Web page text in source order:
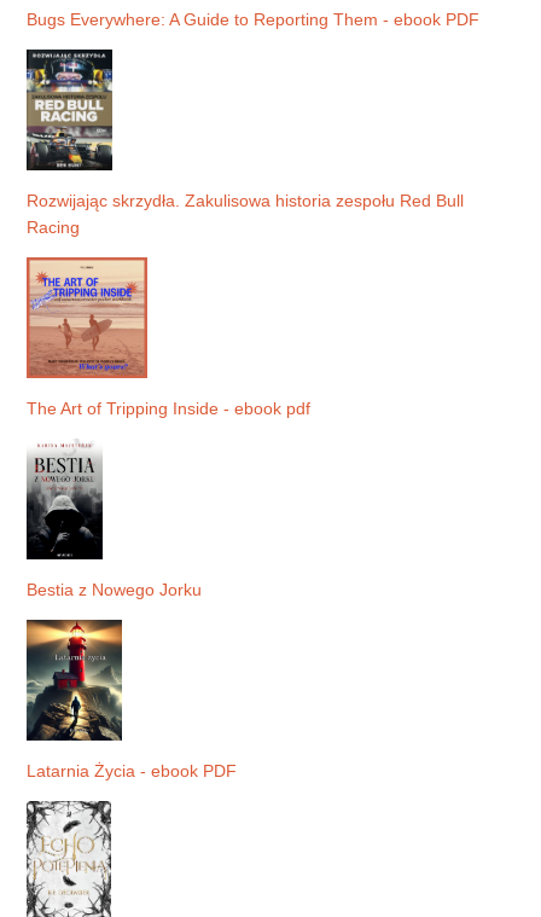
Bugs Everywhere: A Guide to Reporting Them - ebook PDF
Rozwijając skrzydła. Zakulisowa historia zespołu Red Bull
Racing
The Art of Tripping Inside - ebook pdf
Bestia z Nowego Jorku
Latarnia Życia - ebook PDF